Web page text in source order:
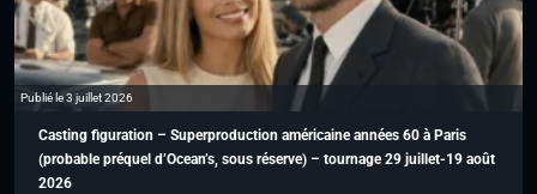
Publié le 3 juillet 2026
Casting figuration – Superproduction américaine années 60 à Paris
(probable préquel d’Ocean’s, sous réserve) – tournage 29 juillet-19 août
2026